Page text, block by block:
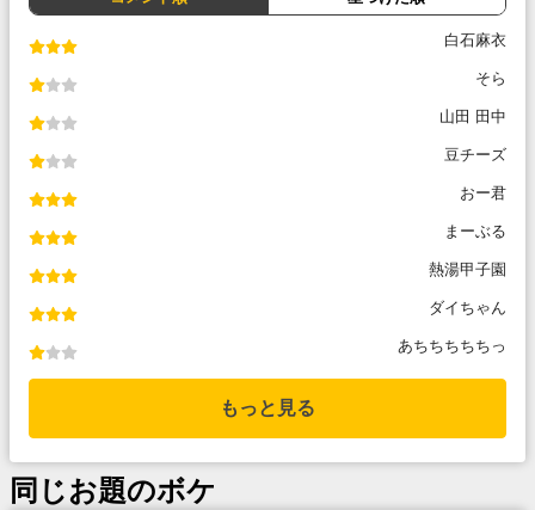
白石麻衣
そら
山田 田中
豆チーズ
おー君
まーぶる
熱湯甲子園
ダイちゃん
あちちちちちっ
もっと見る
同じお題のボケ